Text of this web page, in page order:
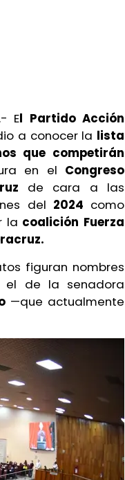
El Partido Acción
a conocer la lista
que competirán
en el Congreso
de cara a las
del 2024 como
la coalición Fuerza
figuran nombres
el de la senadora
—que actualmente